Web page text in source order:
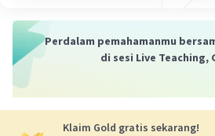
Perdalam pemahamanmu
di sesi Live Teaching,
Klaim Gold gratis sekarang!